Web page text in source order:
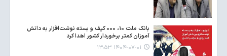
بانک ملت ۱۰، ۰۰۰ کیف و بسته نوشت‌افزار به دانش
آموزان کمتر برخوردار کشور اهدا کرد
۱۴۰۴-۰۷-۰۱ ۱۳:۵۳